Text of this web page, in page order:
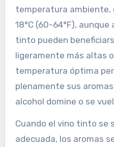
temperatura ambiente,
18°C (60-64°F),
tinto pueden
ligeramente más altas
temperatura óptima
plenamente sus
alcohol domine o se
Cuando el vino tinto se
adecuada, los aromas